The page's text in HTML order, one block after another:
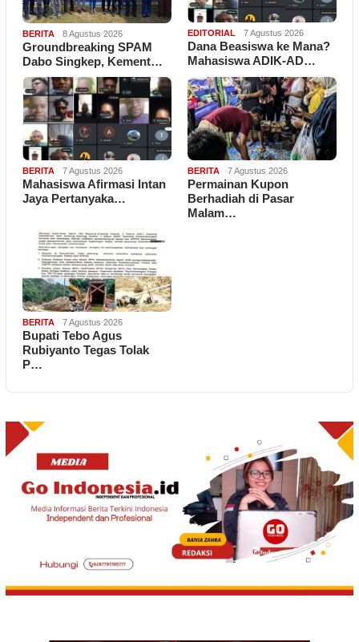
BERITA 8 Agustus 2026
Groundbreaking SPAM
Dabo Singkep, Kement…
EDITORIAL 7 Agustus 2026
Dana Beasiswa ke Mana?
Mahasiswa ADIK-AD…
BERITA 7 Agustus 2026
Mahasiswa Afirmasi Intan
Jaya Pertanyaka…
BERITA 7 Agustus 2026
Permainan Kupon
Berhadiah di Pasar
Malam…
BERITA 7 Agustus 2026
Bupati Tebo Agus
Rubiyanto Tegas Tolak
P…